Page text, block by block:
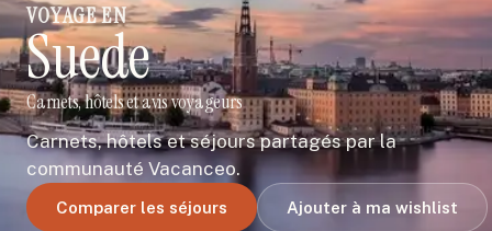
VOYAGEEN
Suede
Carnets, hôtels et avis voyageurs
Carnets, hôtels et séjours partagés par la
communauté Vacanceo.
Comparer les séjours Ajouter à ma wishlist